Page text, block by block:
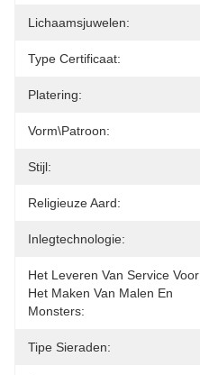
Lichaamsjuwelen:
Type Certificaat:
Platering:
Vorm\patroon:
Stijl:
Religieuze Aard:
Inlegtechnologie:
Het Leveren Van Service Voor
Het Maken Van Malen En
Monsters:
Tipe Sieraden: